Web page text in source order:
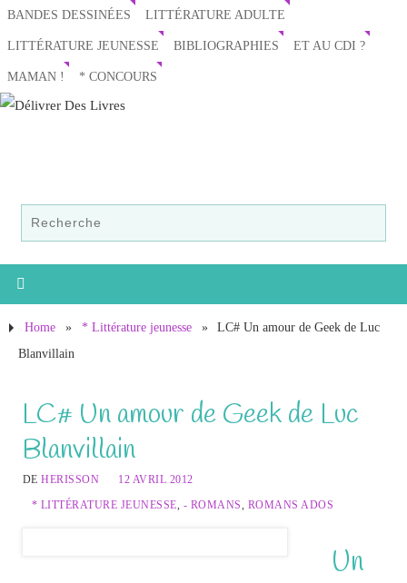
BANDES DESSINÉES LITTÉRATURE ADULTE
LITTÉRATURE JEUNESSE BIBLIOGRAPHIES ET AU CDI ?
MAMAN ! * CONCOURS
Home » * Littérature jeunesse »
LC# Un amour de Geek de Luc
Blanvillain
LC# Un amour de Geek de Luc
Blanvillain
DEHERISSON
12 AVRIL 2012
* LITTÉRATURE JEUNESSE, - ROMANS, ROMANS ADOS
Un